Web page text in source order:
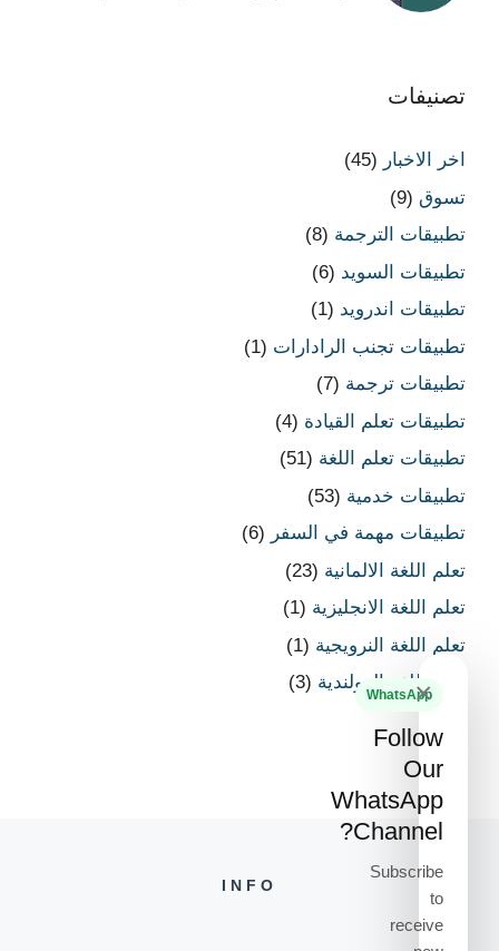
تصنيفات
اخر الاخبار (45)
تسوق (9)
تطبيقات الترجمة (8)
تطبيقات السويد (6)
تطبيقات اندرويد (1)
تطبيقات تجنب الرادارات (1)
تطبيقات ترجمة (7)
تطبيقات تعلم القيادة (4)
تطبيقات تعلم اللغة (51)
تطبيقات خدمية (53)
تطبيقات مهمة في السفر (6)
تعلم اللغة الالمانية (23)
تعلم اللغة الانجليزية (1)
تعلم اللغة النرويجية (1)
تعلم اللغة الهولندية (3)
INFO
×
WhatsApp
Follow
Our
WhatsApp
Channel?
Subscribe
to
receive